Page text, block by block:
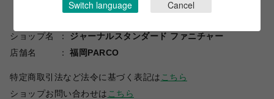
ショップ名
ジャーナルスタンダード ファニチャー
店舗名
福岡PARCO
特定商取引法など法令に基づく表記は こちら
ショップお問い合わせは こちら
Switch language Cancel